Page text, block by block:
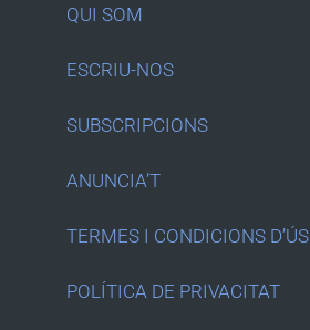
QUI SOM
ESCRIU-NOS
SUBSCRIPCIONS
ANUNCIA’T
TERMES I CONDICIONS D’ÚS
POLÍTICA DE PRIVACITAT